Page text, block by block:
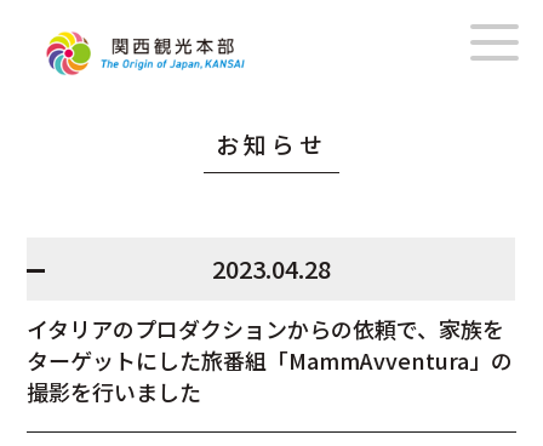
お知らせ
2023.04.28
イタリアのプロダクションからの依頼で、家族を
ターゲットにした旅番組「MammAvventura」の
撮影を行いました